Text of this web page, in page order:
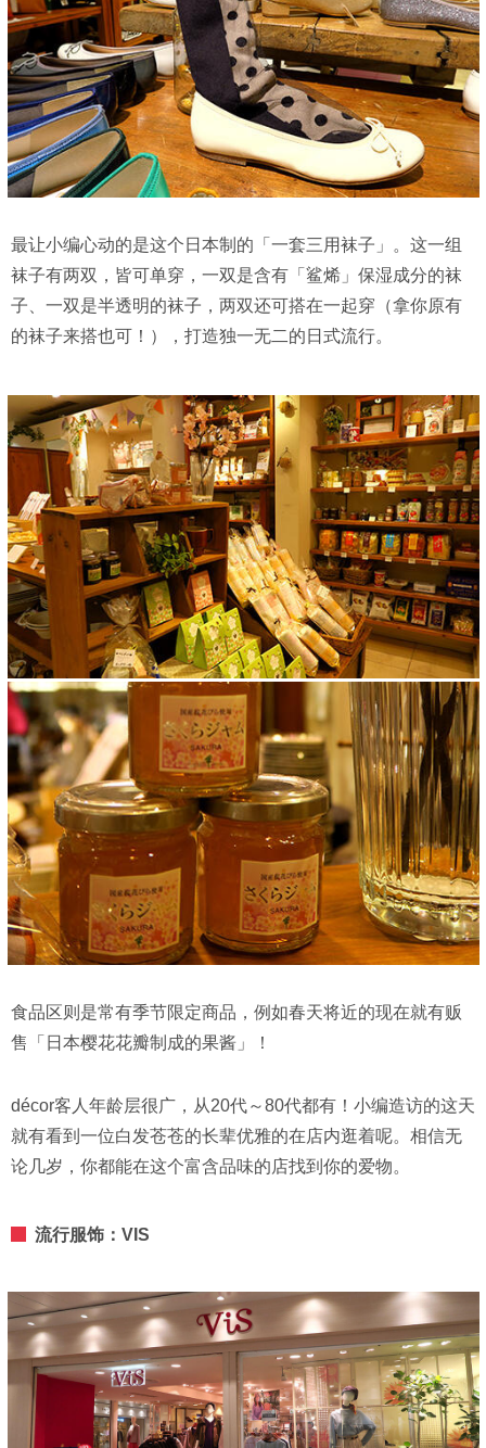
最让小编心动的是这个日本制的「一套三用袜子」。这一组
袜子有两双，皆可单穿，一双是含有「鲨烯」保湿成分的袜
子、一双是半透明的袜子，两双还可搭在一起穿（拿你原有
的袜子来搭也可！），打造独一无二的日式流行。
食品区则是常有季节限定商品，例如春天将近的现在就有贩
售「日本樱花花瓣制成的果酱」！
décor客人年龄层很广，从20代～80代都有！小编造访的这天
就有看到一位白发苍苍的长辈优雅的在店内逛着呢。相信无
论几岁，你都能在这个富含品味的店找到你的爱物。
流行服饰：VIS